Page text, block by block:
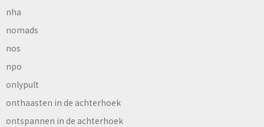
nha
nomads
nos
npo
onlypult
onthaasten in de achterhoek
ontspannen in de achterhoek